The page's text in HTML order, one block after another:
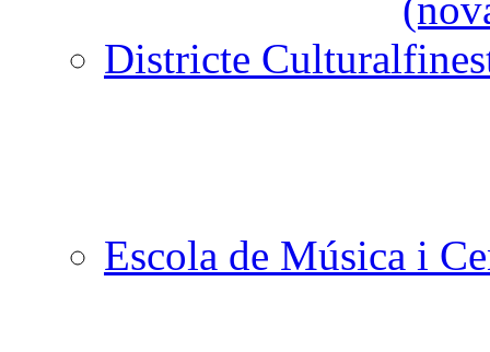
Districte Cultural
Escola de Música i